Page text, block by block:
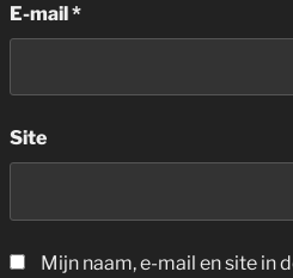
E-mail*
Site
Mijn naam, e-mail en site in